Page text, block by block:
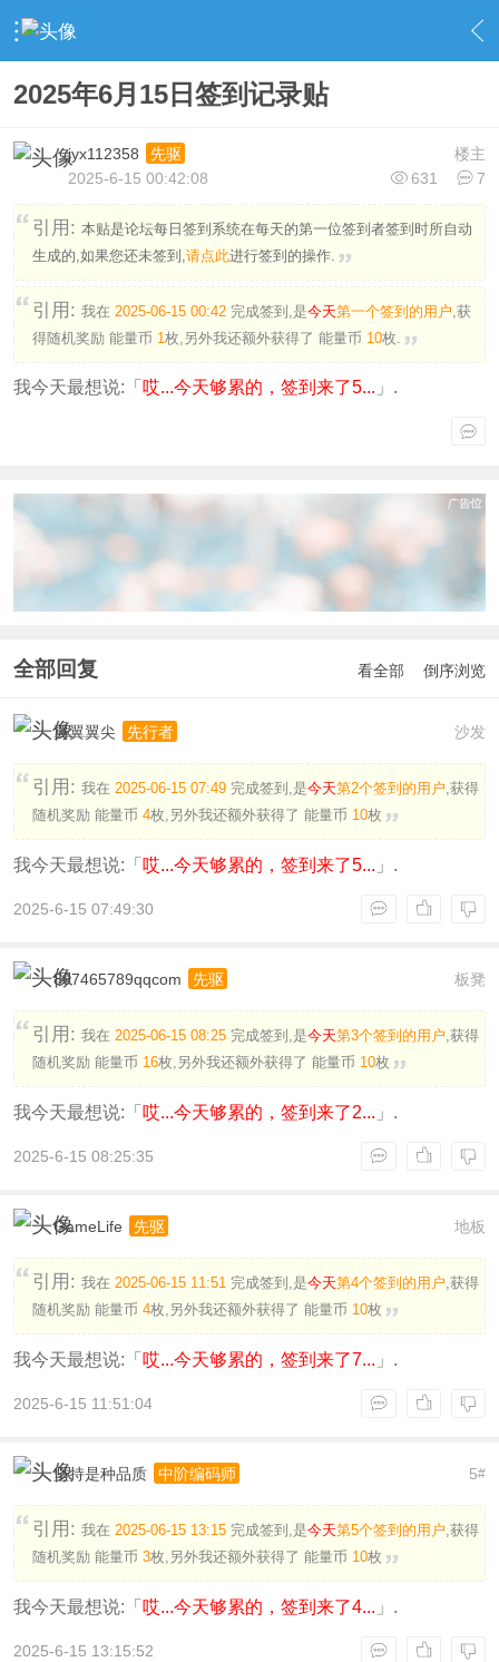
› EngineWorld 站务区 › 签到记录 › 内容
2025年6月15日签到记录贴
楼主
jyx112358
先驱
631
7
2025-6-15 00:42:08
引用: 本贴是论坛每日签到系统在每天的第一位签到者签到时所自动
生成的,如果您还未签到,请点此进行签到的操作.
引用: 我在 2025-06-15 00:42完成签到,是今天第一个签到的用户,获
得随机奖励 能量币 1枚,另外我还额外获得了 能量币 10枚.
我今天最想说:「 哎...今天够累的，签到来了5... 」.
全部回复 看全部 倒序浏览
沙发
翼翼翼尖 先行者
引用: 我在 2025-06-15 07:49完成签到,是今天第2个签到的用户,获得
随机奖励 能量币 4枚,另外我还额外获得了 能量币 10枚
我今天最想说:「 哎...今天够累的，签到来了5... 」.
2025-6-15 07:49:30
板凳
807465789qqcom 先驱
引用: 我在 2025-06-15 08:25完成签到,是今天第3个签到的用户,获得
随机奖励 能量币 16枚,另外我还额外获得了 能量币 10枚
我今天最想说:「 哎...今天够累的，签到来了2... 」.
2025-6-15 08:25:35
地板
GameLife 先驱
引用: 我在 2025-06-15 11:51完成签到,是今天第4个签到的用户,获得
随机奖励 能量币 4枚,另外我还额外获得了 能量币 10枚
我今天最想说:「 哎...今天够累的，签到来了7... 」.
2025-6-15 11:51:04
5#
坚持是种品质 中阶编码师
引用: 我在 2025-06-15 13:15完成签到,是今天第5个签到的用户,获得
随机奖励 能量币 3枚,另外我还额外获得了 能量币 10枚
我今天最想说:「 哎...今天够累的，签到来了4... 」.
2025-6-15 13:15:52